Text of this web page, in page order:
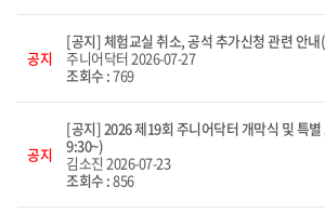
공지
[공지] 체험교실 취소, 공석 추가신청 관련 안
주니어닥터 2026-07-27
조회수 :769
공지
[공지] 2026 제19회 주니어닥터 개막식 및 특
9:30~)
김소진 2026-07-23
조회수 :856